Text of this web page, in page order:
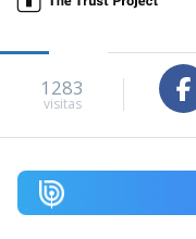
1283
visitas